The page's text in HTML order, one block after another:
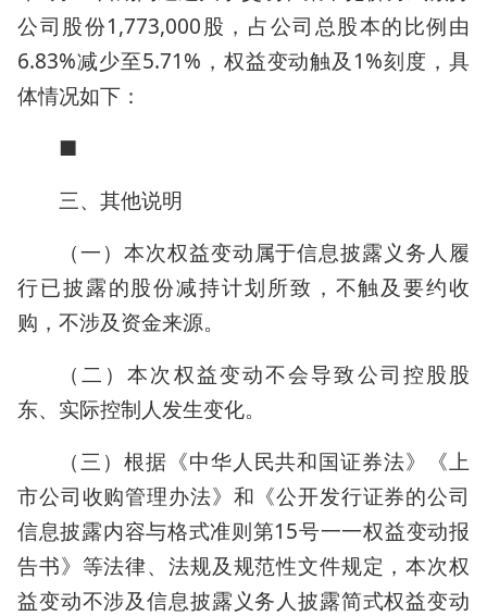
公司股份1,773,000股，占公司总股本的比例由
6.83%减少至5.71%，权益变动触及1%刻度，具
体情况如下：
■
三、其他说明
（一）本次权益变动属于信息披露义务人履
行已披露的股份减持计划所致，不触及要约收
购，不涉及资金来源。
（二）本次权益变动不会导致公司控股股
东、实际控制人发生变化。
（三）根据《中华人民共和国证券法》《上
市公司收购管理办法》和《公开发行证券的公司
信息披露内容与格式准则第15号一一权益变动报
告书》等法律、法规及规范性文件规定，本次权
益变动不涉及信息披露义务人披露简式权益变动